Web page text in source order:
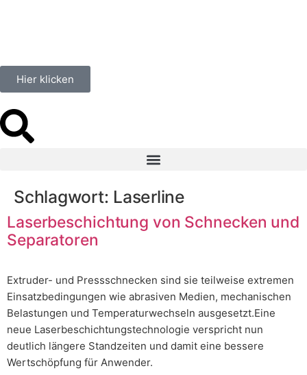
Hier klicken
Schlagwort: Laserline
Laserbeschichtung von Schnecken und
Separatoren
Extruder- und Pressschnecken sind sie teilweise extremen
Einsatzbedingungen wie abrasiven Medien, mechanischen
Belastungen und Temperaturwechseln ausgesetzt.Eine
neue Laserbeschichtungstechnologie verspricht nun
deutlich längere Standzeiten und damit eine bessere
Wertschöpfung für Anwender.